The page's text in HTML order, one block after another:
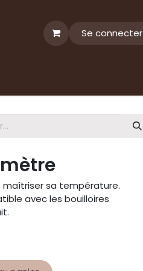
Se connecter
maîtriser sa température.
avec les bouilloires